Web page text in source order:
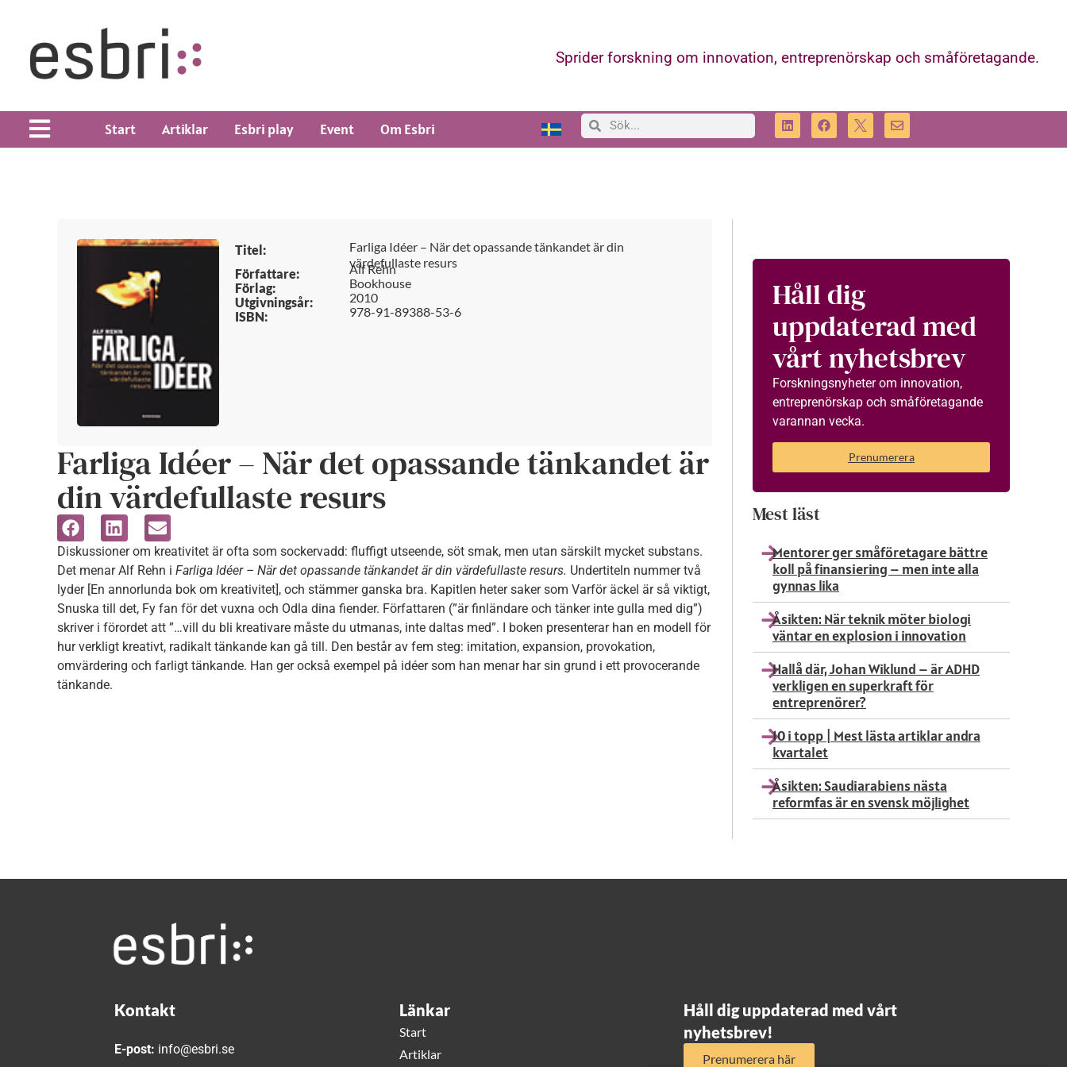
Sprider forskning om innovation, entreprenörskap och småföretagande.
Start Artiklar Esbri play Event Om Esbri
Titel:
Farliga Idéer – När det opassande tänkandet är din
värdefullaste resurs
Författare:
Alf Rehn
Förlag:
Bookhouse
Utgivningsår:
2010
ISBN:
978-91-89388-53-6
Farliga Idéer – När det opassande tänkandet är
din värdefullaste resurs
Diskussioner om kreativitet är ofta som sockervadd: fluffigt utseende, söt smak, men utan särskilt mycket substans.
Det menar Alf Rehn i Farliga Idéer – När det opassande tänkandet är din värdefullaste resurs. Undertiteln nummer två
lyder [En annorlunda bok om kreativitet], och stämmer ganska bra. Kapitlen heter saker som Varför äckel är så viktigt,
Snuska till det, Fy fan för det vuxna och Odla dina fiender. Författaren (”är finländare och tänker inte gulla med dig”)
skriver i förordet att ”…vill du bli kreativare måste du utmanas, inte daltas med”. I boken presenterar han en modell för
hur verkligt kreativt, radikalt tänkande kan gå till. Den består av fem steg: imitation, expansion, provokation,
omvärdering och farligt tänkande. Han ger också exempel på idéer som han menar har sin grund i ett provocerande
tänkande.
Håll dig
uppdaterad med
vårt nyhetsbrev
Forskningsnyheter om innovation,
entreprenörskap och småföretagande
varannan vecka.
Prenumerera
Mest läst
Mentorer ger småföretagare bättre
koll på finansiering – men inte alla
gynnas lika
Åsikten: När teknik möter biologi
väntar en explosion i innovation
Hallå där, Johan Wiklund – är ADHD
verkligen en superkraft för
entreprenörer?
10 i topp | Mest lästa artiklar andra
kvartalet
Åsikten: Saudiarabiens nästa
reformfas är en svensk möjlighet
Kontakt
E-post: info@esbri.se
Länkar
Start
Artiklar
Håll dig uppdaterad med vårt
nyhetsbrev!
Prenumerera här